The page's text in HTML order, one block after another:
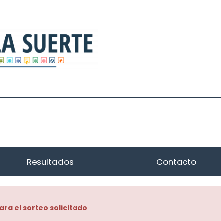
Resultados Contacto
el sorteo solicitado